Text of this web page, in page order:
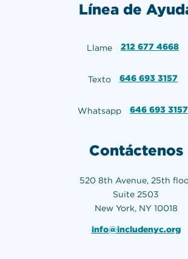
Línea de
Llame 212 677 4668
Texto 646 693 3157
Whatsapp 646 693 3157
Contáctenos
520 8th Avenue, 25th
Suite 2503
New York, NY 10018
info@includenyc.org